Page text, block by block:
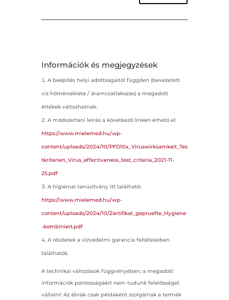
Információk és megjegyzések
A beépítés helyi adottságaitól függően (bevezetett
víz hőmérséklete / áramcsatlakozás) a megadott
értékek változhatnak.
A módszertani leírás a következő linken érhető el:
https://www.mielemed.hu/wp-
content/uploads/2024/10/PFD10x_Viruswirksamkeit_Tes
tkriterien_Virus_effectiveness_test_criteria_2021-11-
25.pdf
A higiéniai tanúsítvány itt található:
https://www.mielemed.hu/wp-
content/uploads/2024/10/Zertifikat_gepruefte_Hygiene
-kombiniert.pdf
A részletek a vízvédelmi garancia feltételeiben
találhatók.
A technikai változások függvényében; a megadott
információk pontosságáért nem tudunk felelősséget
vállalni! Az ábrák csak példaként szolgálnak a termék